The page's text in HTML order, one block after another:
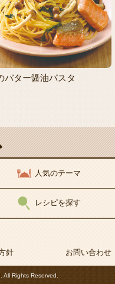
バター醤油パスタ
人気のテーマ
レシピを探す
針 お問い合わせ
Rights Reserved.